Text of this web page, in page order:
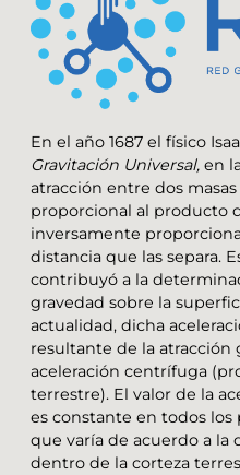
En el año 1687 el físico
Gravitación Universal, en
atracción entre dos
proporcional al producto
inversamente
distancia que las separa.
contribuyó a la
gravedad sobre la
actualidad, dicha
resultante de la atracción
aceleración centrífuga
terrestre). El valor de la
es constante en todos los
que varía de acuerdo a la
dentro de la corteza